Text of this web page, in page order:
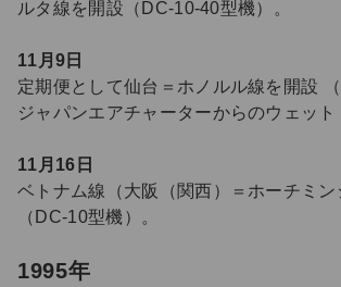
ルタ線を開設（DC-10-40型機）。
11月9日
定期便として仙台＝ホノルル線を開設
ジャパンエアチャーターからのウェット
11月16日
ベトナム線（大阪（関西）＝ホーチミ
（DC-10型機）。
1995年